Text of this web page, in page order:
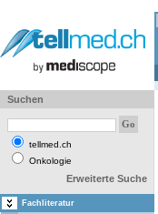
Suchen
tellmed.ch
Onkologie
Erweiterte Suche
Fachliteratur